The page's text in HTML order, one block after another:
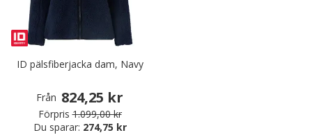
ID pälsfiberjacka dam, Navy
Från 824,25 kr
Förpris 1.099,00 kr
Du sparar: 274,75 kr